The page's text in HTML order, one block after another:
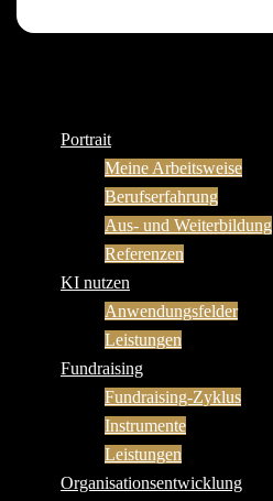
Portrait
Meine Arbeitsweise
Berufserfahrung
Aus- und Weiterbildung
Referenzen
KI nutzen
Anwendungsfelder
Leistungen
Fundraising
Fundraising-Zyklus
Instrumente
Leistungen
Organisationsentwicklung